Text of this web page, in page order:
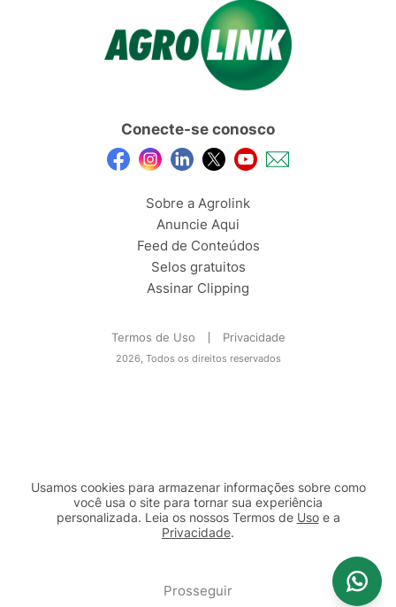
Conecte-se conosco
Sobre a Agrolink
Anuncie Aqui
Feed de Conteúdos
Selos gratuitos
Assinar Clipping
Termos de Uso Privacidade
2026, Todos os direitos reservados
Usamos cookies para armazenar informações sobre como
você usa o site para tornar sua experiência
personalizada. Leia os nossos Termos de Usoe a
Privacidade.
Prosseguir